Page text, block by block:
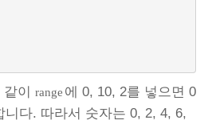
같이 range 에 0, 10, 2를 넣으면 0
니다. 따라서 숫자는 0, 2, 4, 6,